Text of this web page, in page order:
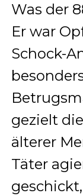
Was der
Er war
Schock-
gezielt
älterer
Täter